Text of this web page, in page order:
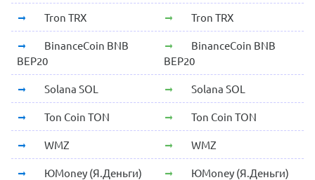
Tron TRX Tron TRX
BinanceCoin BNB
BEP20
BinanceCoin BNB
BEP20
Solana SOL Solana SOL
Ton Coin TON Ton Coin TON
WMZ WMZ
ЮMoney (Я.Деньги) ЮMoney (Я.Деньги)